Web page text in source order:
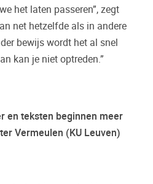
het laten passeren”, zegt
net hetzelfde als in andere
bewijs wordt het al snel
kan je niet optreden.”
en teksten beginnen meer
Vermeulen (KU Leuven)